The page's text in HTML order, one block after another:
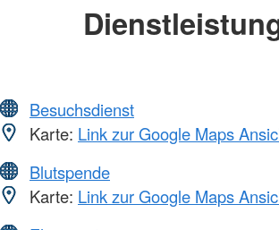
Besuchsdienst
Karte: Link zur Google Maps
Blutspende
Karte: Link zur Google Maps